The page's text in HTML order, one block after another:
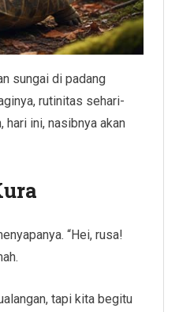
sungai di padang
rutinitas sehari-
hari ini, nasibnya akan
“Hei, rusa!
tapi kita begitu